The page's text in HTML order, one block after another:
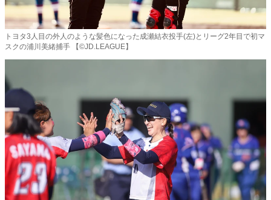
トヨタ3人目の外人のような髪色になった成瀬結衣投手(左)とリーグ2年目で初マ
スクの浦川美緒捕手 【©️JD.LEAGUE】